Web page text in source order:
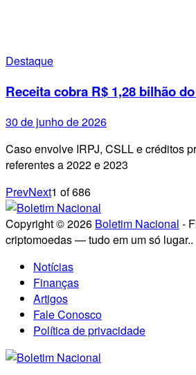
Destaque
Receita cobra R$ 1,28 bilhão
30 de junho de 2026
Caso envolve IRPJ, CSLL e créditos
referentes a 2022 e 2023
PrevNext1 of686
Copyright © 2026 Boletim Nacional -
criptomoedas — tudo em um só lugar..
Notícias
Finanças
Artigos
Fale Conosco
Política de privacidade